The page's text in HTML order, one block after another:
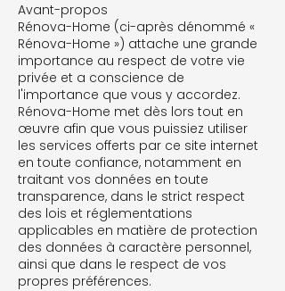
Avant-propos
Rénova-Home (ci-après dénommé «
Rénova-Home ») attache une grande
importance au respect de votre vie
privée et a conscience de
l'importance que vous y accordez.
Rénova-Home met dès lors tout en
œuvre afin que vous puissiez utiliser
les services offerts par ce site internet
en toute confiance, notamment en
traitant vos données en toute
transparence, dans le strict respect
des lois et réglementations
applicables en matière de protection
des données à caractère personnel,
ainsi que dans le respect de vos
propres préférences.